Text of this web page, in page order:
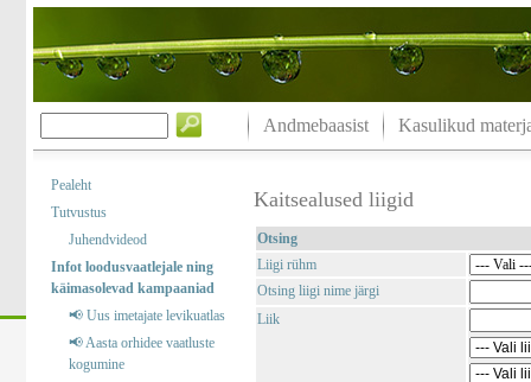
Andmebaasist Kasulikud
Pealeht
Tutvustus
Juhendvideod
Infot loodusvaatlejale ning
käimasolevad kampaaniad
📢 Uus imetajate levikuatlas
📢 Aasta orhidee vaatluste
kogumine
Kaitsealused liigid
Otsing
Liigi rühm
Otsing liigi nime järgi
Liik